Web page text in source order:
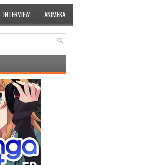
INTERVIEW ANIMEKA